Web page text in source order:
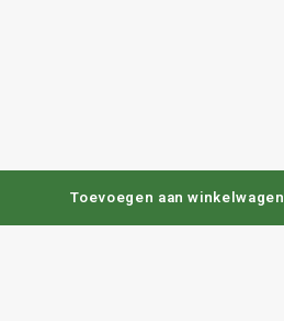
Toevoegen aan winkelwagen